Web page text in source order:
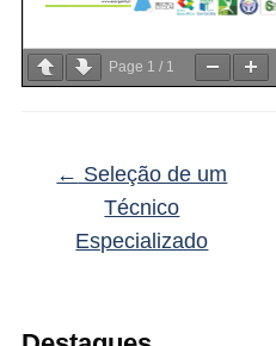
Page 1 / 1
← Seleção de um
Técnico
Especializado